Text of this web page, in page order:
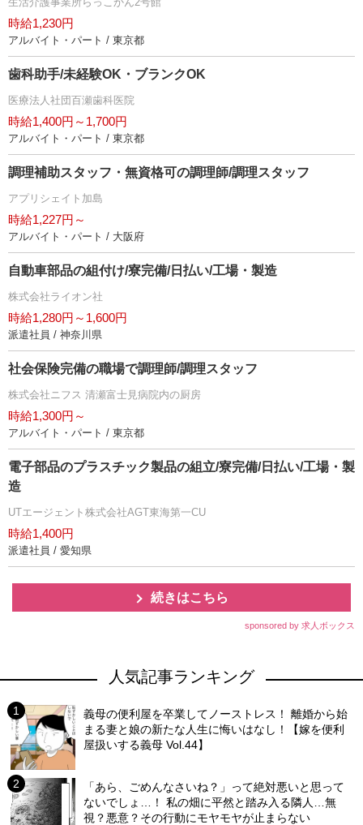
時給1,230円
アルバイト・パート / 東京都
歯科助手/未経験OK・ブランクOK
医療法人社団百瀬歯科医院
時給1,400円～1,700円
アルバイト・パート / 東京都
調理補助スタッフ・無資格可の調理師/調理スタッフ
アプリシェイト加島
時給1,227円～
アルバイト・パート / 大阪府
自動車部品の組付け/寮完備/日払い/工場・製造
株式会社ライオン社
時給1,280円～1,600円
派遣社員 / 神奈川県
社会保険完備の職場で調理師/調理スタッフ
株式会社ニフス 清瀬富士見病院内の厨房
時給1,300円～
アルバイト・パート / 東京都
電子部品のプラスチック製品の組立/寮完備/日払い/工場・製
造
UTエージェント株式会社AGT東海第一CU
時給1,400円
派遣社員 / 愛知県
続きはこちら
sponsored by 求人ボックス
人気記事ランキング
義母の便利屋を卒業してノーストレス！ 離婚から始
まる妻と娘の新たな人生に悔いはなし！【嫁を便利
屋扱いする義母 Vol.44】
「あら、ごめんなさいね？」って絶対悪いと思って
ないでしょ…！ 私の畑に平然と踏み入る隣人…無
視？悪意？その行動にモヤモヤが止まらない